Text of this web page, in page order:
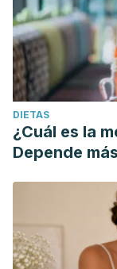
DIETAS
¿Cuál es la
Depende